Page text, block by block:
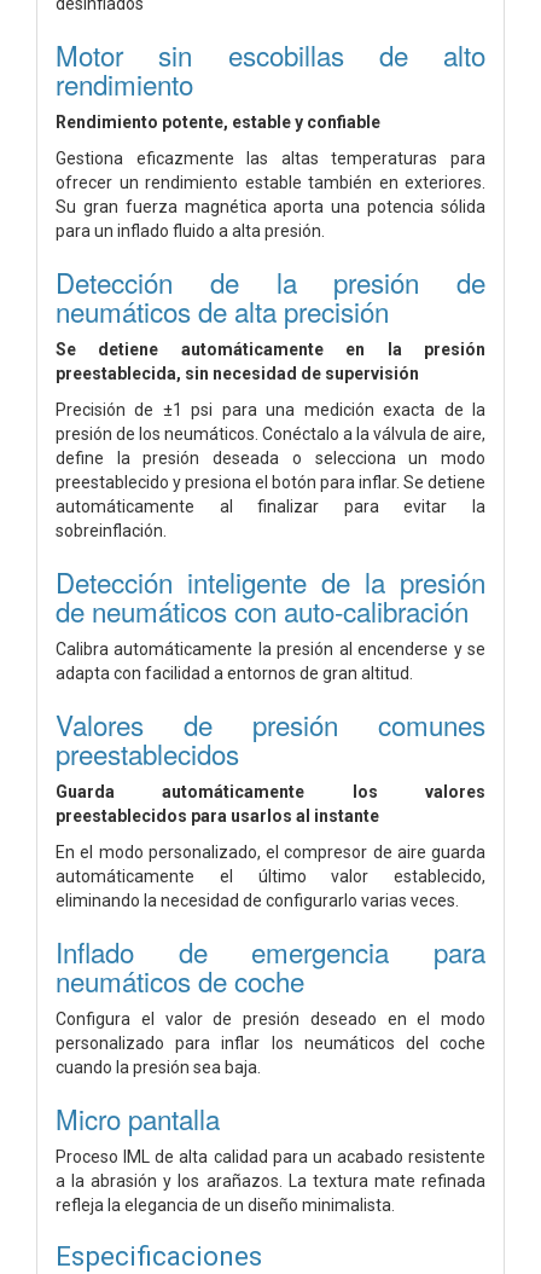
Motor sin escobillas de alto
rendimiento
Rendimiento potente, estable y confiable
Gestiona eficazmente las altas temperaturas para
ofrecer un rendimiento estable también en exteriores.
Su gran fuerza magnética aporta una potencia sólida
para un inflado fluido a alta presión.
Detección de la presión de
neumáticos de alta precisión
Se detiene automáticamente en la presión
preestablecida, sin necesidad de supervisión
Precisión de ±1 psi para una medición exacta de la
presión de los neumáticos. Conéctalo a la válvula de aire,
define la presión deseada o selecciona un modo
preestablecido y presiona el botón para inflar. Se detiene
automáticamente al finalizar para evitar la
sobreinflación.
Detección inteligente de la presión
de neumáticos con auto-calibración
Calibra automáticamente la presión al encenderse y se
adapta con facilidad a entornos de gran altitud.
Valores de presión comunes
preestablecidos
Guarda automáticamente los valores
preestablecidos para usarlos al instante
En el modo personalizado, el compresor de aire guarda
automáticamente el último valor establecido,
eliminando la necesidad de configurarlo varias veces.
Inflado de emergencia para
neumáticos de coche
Configura el valor de presión deseado en el modo
personalizado para inflar los neumáticos del coche
cuando la presión sea baja.
Micro pantalla
Proceso IML de alta calidad para un acabado resistente
a la abrasión y los arañazos. La textura mate refinada
refleja la elegancia de un diseño minimalista.
Especificaciones